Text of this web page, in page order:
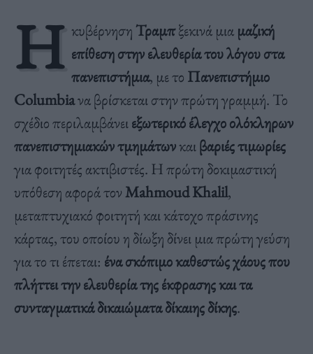
Η κυβέρνηση Τραμπξεκινά μια μαζική
επίθεση στην ελευθερία του λόγου στα
πανεπιστήμια, με το Πανεπιστήμιο
Columbiaνα βρίσκεται στην πρώτη γραμμή. Το
σχέδιο περιλαμβάνειεξωτερικό έλεγχο ολόκληρων
πανεπιστημιακών τμημάτωνκαιβαριές τιμωρίες
για φοιτητές ακτιβιστές. Η πρώτη δοκιμαστική
υπόθεση αφορά τονMahmoud Khalil,
μεταπτυχιακό φοιτητή και κάτοχο πράσινης
κάρτας, του οποίου η δίωξη δίνει μια πρώτη γεύση
για το τι έπεται: ένα σκόπιμο καθεστώς χάους που
πλήττει την ελευθερία της έκφρασης και τα
συνταγματικά δικαιώματα δίκαιης δίκης.